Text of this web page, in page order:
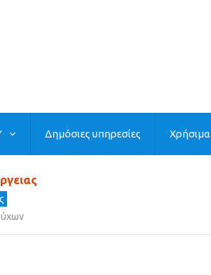
Δημόσιες υπηρεσίες Χρήσιμα